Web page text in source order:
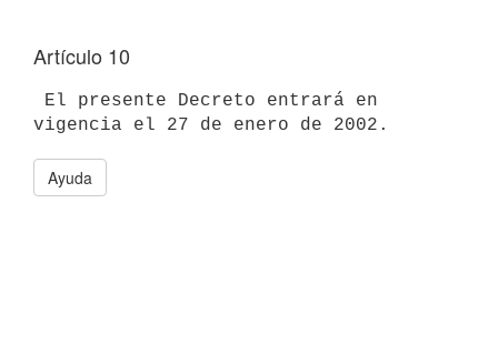
Artículo 10
Ayuda